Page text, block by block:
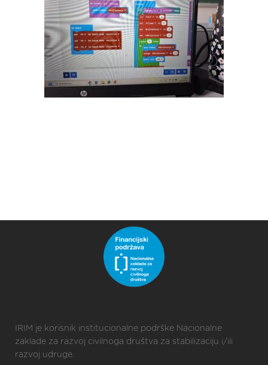
IRIM je korisnik institucionalne podrške Nacionalne
zaklade za razvoj civilnoga društva za stabilizaciju i/ili
razvoj udruge.